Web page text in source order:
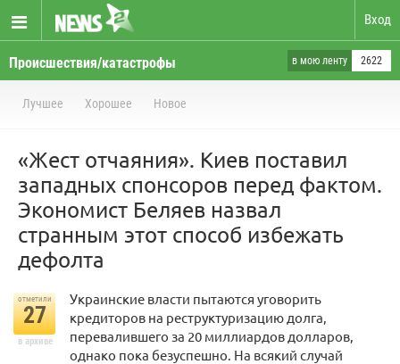
Вход
Происшествия/катастрофы в мою ленту 2622
Лучшее Хорошее Новое
«Жест отчаяния». Киев поставил
западных спонсоров перед фактом.
Экономист Беляев назвал
странным этот способ избежать
дефолта
отметили
27
в архиве
Украинские власти пытаются уговорить
кредиторов на реструктуризацию долга,
перевалившего за 20 миллиардов долларов,
однако пока безуспешно. На всякий случай